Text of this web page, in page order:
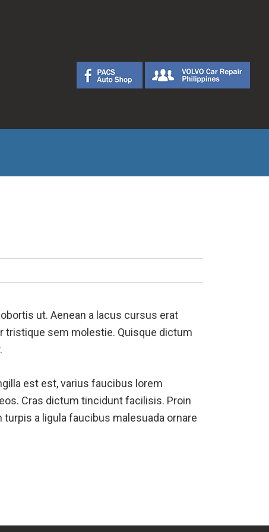
ut. Aenean a lacus cursus erat
tristique sem molestie. Quisque dictum
est est, varius faucibus lorem
Cras dictum tincidunt facilisis. Proin
a ligula faucibus malesuada ornare